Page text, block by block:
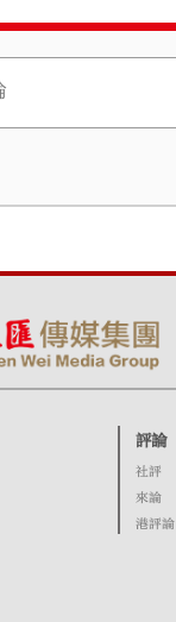
評論
社評
來論
港評論